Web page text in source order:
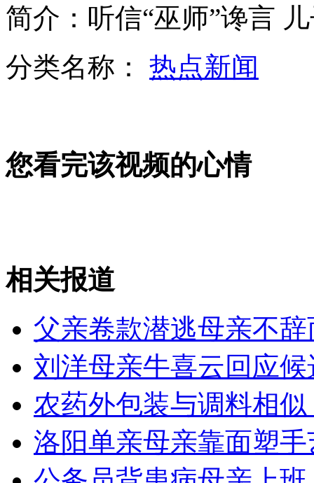
媒体:余姚财政局回应"一餐5万"
外甥女因口角持刀刺死舅舅
山西运城恶犬咬伤多人 警民合力深夜将其击毙
女孩北京地铁殴打老人 痛下狠手拳打脚踢
无痛分娩是否安全 医生回应
简介：听信“巫师”谗言
分类名称： 热点新闻
您看完该视频的心情
相关报道
父亲卷款潜逃母亲不
刘洋母亲牛喜云回应候
农药外包装与调料相
洛阳单亲母亲靠面塑